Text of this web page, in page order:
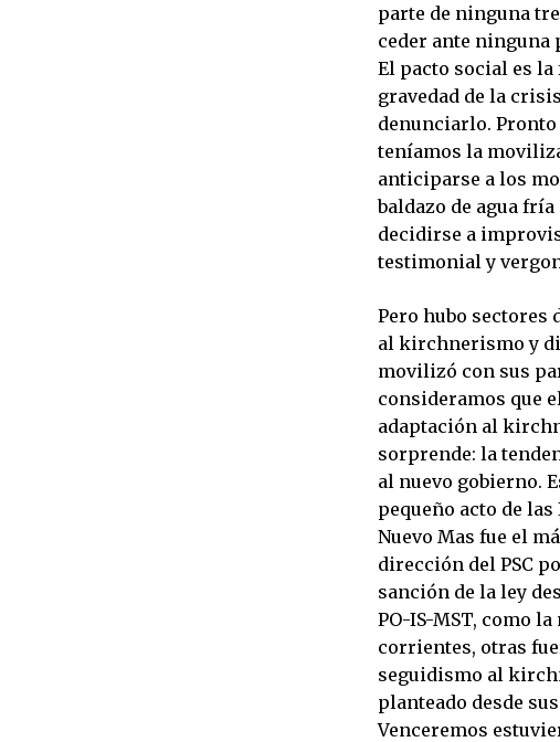
parte de ninguna
ceder ante
El pacto social es la
gravedad de la
denunciarlo. Pronto
teníamos la
anticiparse a los
baldazo de agua
decidirse a
testimonial y
Pero hubo sectores
al kirchnerismo y
movilizó con sus
consideramos que
adaptación al
sorprende: la
al nuevo gobierno.
pequeño acto de
Nuevo Mas fue el
dirección del PSC
sanción de la ley
PO-IS-MST, como
corrientes, otras
seguidismo al
planteado desde
Venceremos